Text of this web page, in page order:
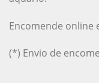
Encomende online
(*) Envio de